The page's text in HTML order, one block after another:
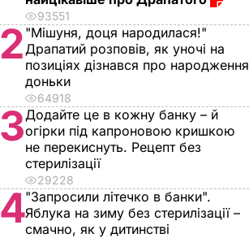
93551
2 "Мішуня, доця народилася!"
Драпатий розповів, як уночі на
позиціях дізнався про народження
доньки
64918
3Додайте це в кожну банку – й
огірки під капроновою кришкою
не перекиснуть. Рецепт без
стерилізації
29228
4"Запросили літечко в банки".
Яблука на зиму без стерилізації –
смачно, як у дитинстві